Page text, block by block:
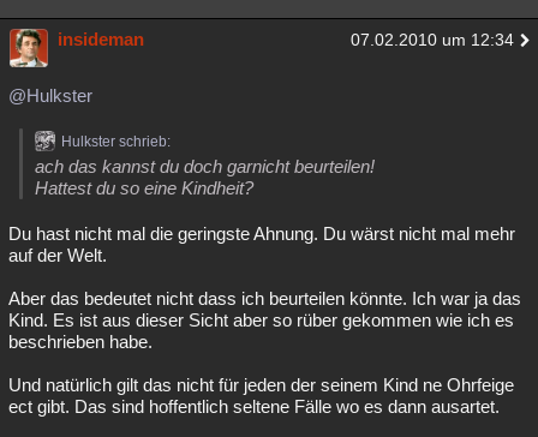
insideman 07.02.2010 um 12:34
@Hulkster
Hulkster schrieb:
ach das kannst du doch garnicht beurteilen!
Hattest du so eine Kindheit?
Du hast nicht mal die geringste Ahnung. Du wärst nicht mal mehr
auf der Welt.
Aber das bedeutet nicht dass ich beurteilen könnte. Ich war ja das
Kind. Es ist aus dieser Sicht aber so rüber gekommen wie ich es
beschrieben habe.
Und natürlich gilt das nicht für jeden der seinem Kind ne Ohrfeige
ect gibt. Das sind hoffentlich seltene Fälle wo es dann ausartet.